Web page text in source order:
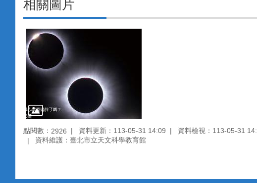
相關圖片
點閱數： 2926 資料更新：113-05-31 14:09
資料檢視：113-05-31
資料維護：臺北市立天文科學教育館